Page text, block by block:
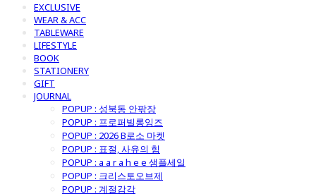
EXCLUSIVE
WEAR & ACC
TABLEWARE
LIFESTYLE
BOOK
STATIONERY
GIFT
JOURNAL
POPUP : 성북동 안팎장
POPUP : 프로퍼빌롱잉즈
POPUP : 2026 B로소 마켓
POPUP : 표절, 사유의 힘
POPUP : a a r a h e e 샘플세일
POPUP : 크리스토오브제
POPUP : 계절감각